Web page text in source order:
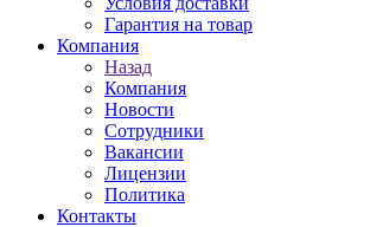
Гарантия на товар
Компания
Назад
Компания
Новости
Сотрудники
Вакансии
Лицензии
Политика
Контакты